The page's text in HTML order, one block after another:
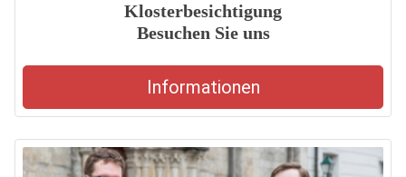
Klosterbesichtigung
Besuchen Sie uns
Informationen